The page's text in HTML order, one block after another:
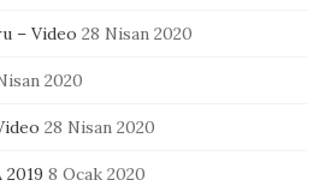
– Video 28 Nisan 2020
2020
28 Nisan 2020
2019 8 Ocak 2020